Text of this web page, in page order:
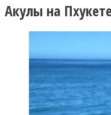
Акулы на